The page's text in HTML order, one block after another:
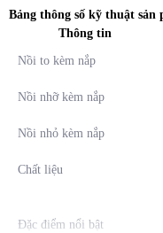
liệu nổi tiếng nhờ khả
đối an toàn khi tiếp xúc
trình nấu.
Một điểm đặc biệt đáng
hơn nhiều so với các loại
tự nhiên.
Bảng thông số kỹ thuật sản
Thông tin
Nồi to kèm nắp
Nồi nhỡ kèm nắp
Nồi nhỏ kèm nắp
Chất liệu
Đặc điểm nổi bật